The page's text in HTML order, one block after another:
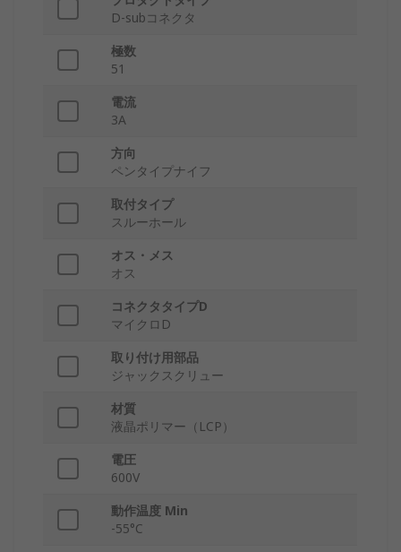
D-subコネクタ
極数
51
電流
3A
方向
ペンタイプナイフ
取付タイプ
スルーホール
オス・メス
オス
コネクタタイプD
マイクロD
取り付け用部品
ジャックスクリュー
材質
液晶ポリマー（LCP）
電圧
600V
動作温度 Min
-55°C